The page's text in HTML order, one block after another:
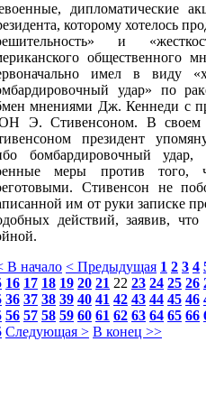
дипломатические
которому хотелось
и
общественного
имел в виду
удар» по
мнениями Дж. Кеннеди с
Э. Стивенсоном. В своем
президент
бомбардировочный
меры против того,
Стивенсон не
им от руки записке
действий, заявив,
В начало < Предыдущая 1 2 3 4
16 17 18 19 20 21 22 23 24 25 26
36 37 38 39 40 41 42 43 44 45 46
56 57 58 59 60 61 62 63 64 65 66
Следующая > В конец >>